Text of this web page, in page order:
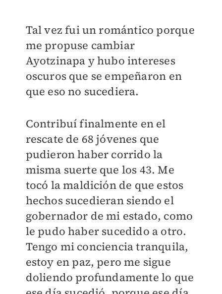
Tal vez fui un romántico porque
me propuse cambiar
Ayotzinapa y hubo intereses
oscuros que se empeñaron en
que eso no sucediera.
Contribuí finalmente en el
rescate de 68 jóvenes que
pudieron haber corrido la
misma suerte que los 43. Me
tocó la maldición de que estos
hechos sucedieran siendo el
gobernador de mi estado, como
le pudo haber sucedido a otro.
Tengo mi conciencia tranquila,
estoy en paz, pero me sigue
doliendo profundamente lo que